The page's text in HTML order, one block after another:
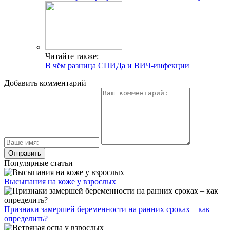
Читайте также:
В чём разница СПИДа и ВИЧ-инфекции
Добавить комментарий
Популярные статьи
Высыпания на коже у взрослых
Признаки замершей беременности на ранних сроках – как
определить?